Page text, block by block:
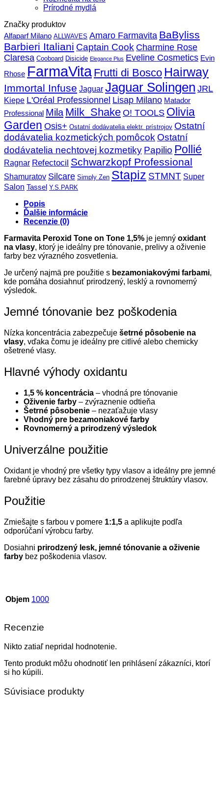
Prírodné mydlá
Značky produktov
Alfaparf Milano ALLWAVES Amaro Farmavita BaByliss
Barbieri Italiani Captain Cook Charmine Rose
Claresa Cooboard Disicide Elegance Plus Eveline Cosmetics Evin
Rhose FarmaVita Frutti di Bosco Hairway
Immortal Infuse Jaguar Jaguar Solingen JRL
Kiepe L'Oréal Professionnel Lisap Milano Matador
Professional Mila Milk_Shake O! TOOLS Olivia
Garden Osis+ Ostatní dodávatelia elektr. prístrojov Ostatní
dodávatelia kozmetických pomôcok Ostatní
dodávatelia nechtovej kozmetiky Papilio Pollié
Ragnar Refectocil Schwarzkopf Professional
Shamuratov Silcare Simply Zen Stapiz STMNT Super
Salon Tassel Y.S.PARK
Popis
Ďalšie informácie
Recenzie (0)
Farmavita Peroxid Tone on Tone 1,5% je jemný oxidant
na vlasy, ktorý je ideálny pre tónovanie, prelivy a oživenie
farby bez výrazného zosvetlenia.
Je určený najmä pre použitie s bezamoniakovými farbami,
kde pomáha dosiahnuť prirodzený, lesklý a rovnomerný
výsledok.
Jemné tónovanie bez poškodenia
Nízka koncentrácia zabezpečuje šetrné pôsobenie na
vlasy, vďaka čomu je ideálny pre citlivé alebo chemicky
ošetrené vlasy.
Hlavné výhody oxidantu
1,5 % koncentrácia – vhodná pre tónovanie
Oživenie farby – zvýraznenie odtieňa
Šetrné pôsobenie – nezaťažuje vlasy
Vhodný pre bezamoniakové farby
Rovnomerný a prirodzený výsledok
Univerzálne použitie
Oxidant je vhodný pre všetky typy vlasov a ideálny pre jemné
farebné úpravy bez zásahu do prirodzenej štruktúry vlasov.
Použitie
Zmiešajte s farbou v pomere 1:1,5 a aplikujte podľa
odporúčaní výrobcu farby.
Dosiahni prirodzený lesk, jemné tónovanie a oživenie
farby bez poškodenia vlasov.
Objem 1000
Recenzie
Nikto zatiaľ nepridal hodnotenie.
Tento produkt môžu ohodnotiť len prihlásení zákazníci, ktorí
si ho kúpili.
Súvisiace produkty